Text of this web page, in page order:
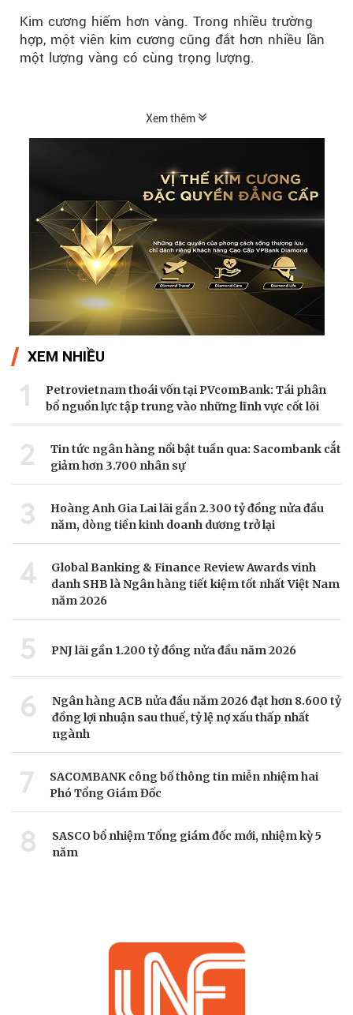
Kim cương hiếm hơn vàng. Trong nhiều trường
hợp, một viên kim cương cũng đắt hơn nhiều lần
một lượng vàng có cùng trọng lượng.
Xem thêm
XEM NHIỀU
1
Petrovietnam thoái vốn tại PVcomBank: Tái phân
bổ nguồn lực tập trung vào những lĩnh vực cốt lõi
2
Tin tức ngân hàng nổi bật tuần qua: Sacombank cắt
giảm hơn 3.700 nhân sự
3
Hoàng Anh Gia Lai lãi gần 2.300 tỷ đồng nửa đầu
năm, dòng tiền kinh doanh dương trở lại
4
Global Banking & Finance Review Awards vinh
danh SHB là Ngân hàng tiết kiệm tốt nhất Việt Nam
năm 2026
5 PNJ lãi gần 1.200 tỷ đồng nửa đầu năm 2026
6
Ngân hàng ACB nửa đầu năm 2026 đạt hơn 8.600 tỷ
đồng lợi nhuận sau thuế, tỷ lệ nợ xấu thấp nhất
ngành
7
SACOMBANK công bố thông tin miễn nhiệm hai
Phó Tổng Giám Đốc
8
SASCO bổ nhiệm Tổng giám đốc mới, nhiệm kỳ 5
năm